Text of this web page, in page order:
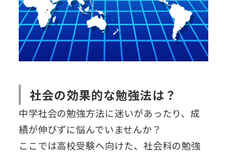
社会の効果的な勉強法は？
中学社会の勉強方法に迷いがあったり、成
績が伸びずに悩んでいませんか？
ここでは高校受験へ向けた、社会科の勉強